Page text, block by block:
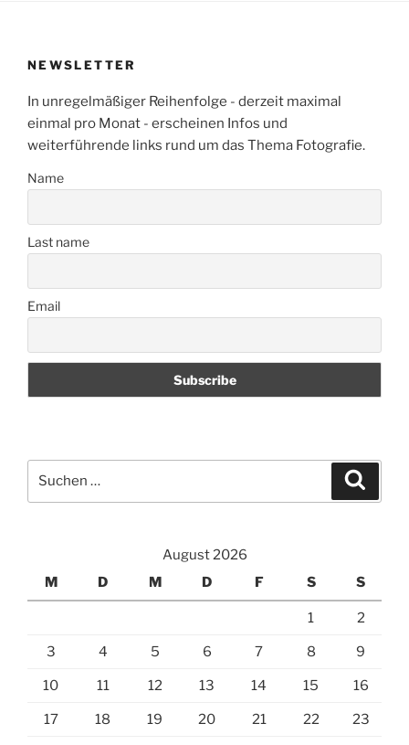
NEWSLETTER
In unregelmäßiger Reihenfolge - derzeit maximal
einmal pro Monat - erscheinen Infos und
weiterführende links rund um das Thema Fotografie.
Name
Last name
Email
nach:
August 2026
M
D M D F S S
1 2
3 4 5 6 7 8 9
10 11 12 13 14 15 16
17 18 19 20 21 22 23